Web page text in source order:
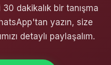
dakikalık bir tanışma
yazın, size
detaylı paylaşalım.